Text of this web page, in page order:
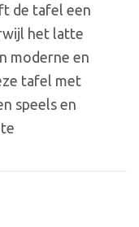
de tafel een
het latte
moderne en
tafel met
speels en